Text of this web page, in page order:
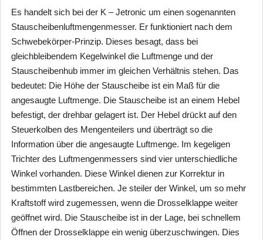
Es handelt sich bei der K – Jetronic um einen sogenannten
Stauscheibenluftmengenmesser. Er funktioniert nach dem
Schwebekörper-Prinzip. Dieses besagt, dass bei
gleichbleibendem Kegelwinkel die Luftmenge und der
Stauscheibenhub immer im gleichen Verhältnis stehen. Das
bedeutet: Die Höhe der Stauscheibe ist ein Maß für die
angesaugte Luftmenge. Die Stauscheibe ist an einem Hebel
befestigt, der drehbar gelagert ist. Der Hebel drückt auf den
Steuerkolben des Mengenteilers und überträgt so die
Information über die angesaugte Luftmenge. Im kegeligen
Trichter des Luftmengenmessers sind vier unterschiedliche
Winkel vorhanden. Diese Winkel dienen zur Korrektur in
bestimmten Lastbereichen. Je steiler der Winkel, um so mehr
Kraftstoff wird zugemessen, wenn die Drosselklappe weiter
geöffnet wird. Die Stauscheibe ist in der Lage, bei schnellem
Öffnen der Drosselklappe ein wenig überzuschwingen. Dies